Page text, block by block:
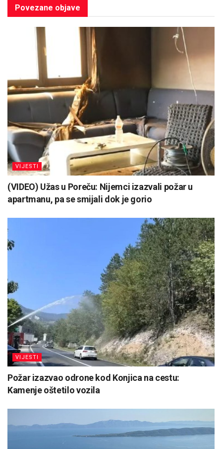
Povezane objave
VIJESTI
(VIDEO) Užas u Poreču: Nijemci izazvali požar u
apartmanu, pa se smijali dok je gorio
VIJESTI
Požar izazvao odrone kod Konjica na cestu:
Kamenje oštetilo vozila